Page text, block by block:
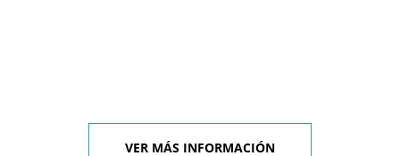
VER MÁS INFORMACIÓN